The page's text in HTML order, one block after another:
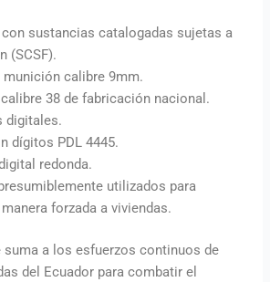
sustancias catalogadas sujetas a
(SCSF).
munición calibre 9mm.
38 de fabricación nacional.
digitales.
dígitos PDL 4445.
redonda.
utilizados para
forzada a viviendas.
a los esfuerzos continuos de
del Ecuador para combatir el